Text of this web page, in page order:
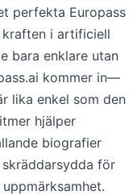
perfekta Europass
kraften i artificiell
bara enklare utan
kommer in—
lika enkel som den
hjälper
biografier
för